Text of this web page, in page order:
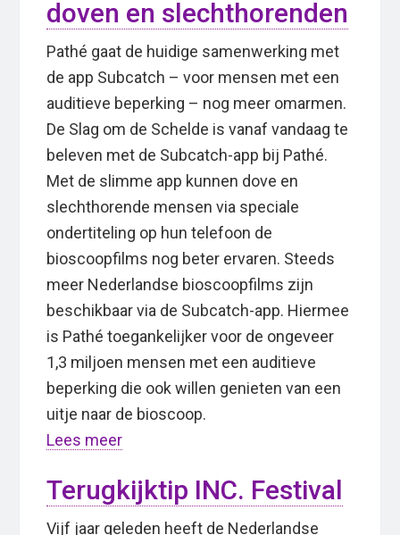
doven en slechthorenden
Pathé gaat de huidige samenwerking met
de app Subcatch – voor mensen met een
auditieve beperking – nog meer omarmen.
De Slag om de Schelde is vanaf vandaag te
beleven met de Subcatch-app bij Pathé.
Met de slimme app kunnen dove en
slechthorende mensen via speciale
ondertiteling op hun telefoon de
bioscoopfilms nog beter ervaren. Steeds
meer Nederlandse bioscoopfilms zijn
beschikbaar via de Subcatch-app. Hiermee
is Pathé toegankelijker voor de ongeveer
1,3 miljoen mensen met een auditieve
beperking die ook willen genieten van een
uitje naar de bioscoop.
Lees meer
Terugkijktip INC. Festival
Vijf jaar geleden heeft de Nederlandse